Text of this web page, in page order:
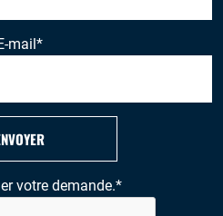
mail *
votre demande.*